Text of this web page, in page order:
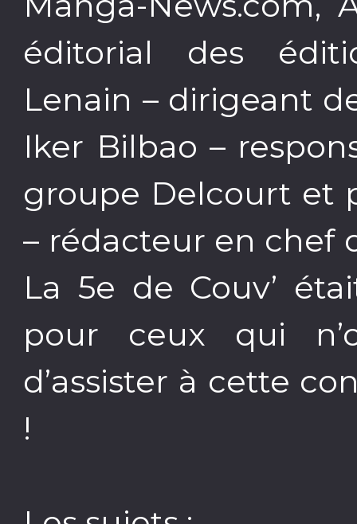
éditorial des
Lenain – dirigeant
Iker Bilbao –
groupe Delcourt et
– rédacteur en chef
La 5e de Couv’
pour ceux qui
d’assister à cette
!